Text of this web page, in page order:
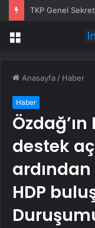
Menü
Anasayfa / Haber
Haber
destek
ardından
HDP